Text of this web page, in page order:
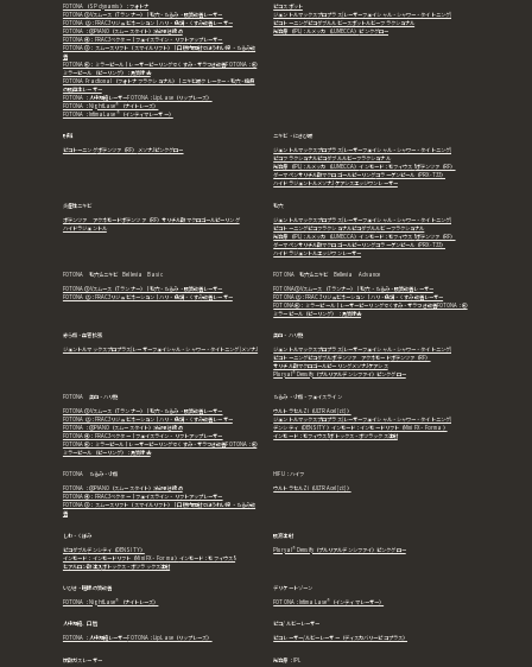
FOTONA（SP dynamis）：フォトナ
FOTONA① Vスムース（Tランナー）｜毛穴・たるみ・肌質改善レーザー
FOTONA ②：FRAC3リジュビネーション｜ハリ・色調・くすみ改善レーザー
FOTONA：③PIANO（スムースタイト）深部引き締め
FOTONA④： FRAC3ベクター｜フェイスライン・リフトアップレーザー
FOTONA⑤： スムースリフト（スマイルリフト）｜口腔内照射でほうれい線・たるみ改
善
FOTONA⑥： ミラーピール｜レーザーピーリングでくすみ・ザラつき改善FOTONA：⑥
ミラーピール（ピーリング）：角質除去
FOTONA Fractional（フォトナ フラクショナル）｜ニキビ跡クレーター・毛穴・瘢痕
の肌再生レーザー
FOTONA：人中短縮レーザーFOTONA：LipLase（リップレーズ）
FOTONA：NightLase®（ナイトレーズ）
FOTONA：IntimaLase®（インティマレーザー）
ピコスポット
ジェントルマックスプロプラス(レーザーフェイシャル・シャワー・タイトニング)
ピコトーニングピコダブル ルビースポットルビーフラクショナル
光治療（IPL)：ルメッカ（LUMECCA）ピンクグロー
肝斑
ピコトーニングポテンツァ（RF） メソナJピンクグロー
ニキビ・にきび跡
ジェントルマックスプロプラス(レーザーフェイシャル・シャワー・タイトニング)
ピコフラクショナルピコダブル ルビーフラクショナル
光治療（IPL)：ルメッカ（LUMECCA）インモード：モフィウス8ポテンツァ（RF）
ダーマペンサリチル酸マクロゴールピーリングコラーゲンピール（PRX-T33）
ハイドラジェントル メソナJケアシスエッジワンレーザー
炎症性ニキビ
ポテンツァ アクネモードポテンツァ（RF）サリチル酸マクロゴールピーリング
ハイドラジェントル
毛穴
ジェントルマックスプロプラス(レーザーフェイシャル・シャワー・タイトニング)
ピコトーニングピコフラクショナルピコダブル ルビーフラクショナル
光治療（IPL)：ルメッカ（LUMECCA）インモード：モフィウス8ポテンツァ（RF）
ダーマペンサリチル酸マクロゴールピーリングコラーゲンピール（PRX-T33）
ハイドラジェントルエッジワンレーザー
FOTONA 毛穴＆ニキビ Bellevia Basic
FOTONA① Vスムース（Tランナー）｜毛穴・たるみ・肌質改善レーザー
FOTONA ②：FRAC3リジュビネーション｜ハリ・色調・くすみ改善レーザー
FOTONA 毛穴＆ニキビ Bellevia Advance
FOTONA① Vスムース（Tランナー）｜毛穴・たるみ・肌質改善レーザー
FOTONA ②：FRAC3リジュビネーション｜ハリ・色調・くすみ改善レーザー
FOTONA⑥： ミラーピール｜レーザーピーリングでくすみ・ザラつき改善FOTONA：⑥
ミラーピール（ピーリング）：角質除去
赤ら顔・血管拡張
ジェントルマックスプロプラス(レーザーフェイシャル・シャワー・タイトニング) メソナJ
美白・ハリ艶
ジェントルマックスプロプラス(レーザーフェイシャル・シャワー・タイトニング)
ピコトーニングピコダブルポテンツァ アクネモードポテンツァ（RF）
サリチル酸マクロゴールピーリングメソナJケアシス
Pluryal® Densify（プルリアルデンシファイ） ピンクグロー
FOTONA 美白・ハリ艶
FOTONA① Vスムース（Tランナー）｜毛穴・たるみ・肌質改善レーザー
FOTONA ②：FRAC3リジュビネーション｜ハリ・色調・くすみ改善レーザー
FOTONA：③PIANO（スムースタイト）深部引き締め
FOTONA④： FRAC3ベクター｜フェイスライン・リフトアップレーザー
FOTONA⑥： ミラーピール｜レーザーピーリングでくすみ・ザラつき改善FOTONA：⑥
ミラーピール（ピーリング）：角質除去
たるみ・小顔・フェイスライン
ウルトラセルZi（ULTRAcel [zi:]）
ジェントルマックスプロプラス(レーザーフェイシャル・シャワー・タイトニング)
デンシティ（DENSITY） インモード：インモードリフト（Mini FX・ Forma）
インモード：モフィウス8ボトックス・ボツラックス注射
FOTONA たるみ・小顔
FOTONA：③PIANO（スムースタイト）深部引き締め
FOTONA④： FRAC3ベクター｜フェイスライン・リフトアップレーザー
FOTONA⑤： スムースリフト（スマイルリフト）｜口腔内照射でほうれい線・たるみ改
善
HIFU：ハイフ
ウルトラセルZi（ULTRAcel [zi:]）
しわ・くぼみ
ピコダブルデンシティ（DENSITY）
インモード：インモードリフト（Mini FX・ Forma） インモード：モフィウス8
ヒアルロン酸注入ボトックス・ボツラックス注射
肌育注射
Pluryal® Densify（プルリアルデンシファイ）ピンクグロー
いびき・睡眠の質改善
FOTONA：NightLase®（ナイトレーズ）
デリケートゾーン
FOTONA：IntimaLase®（インティマレーザー）
人中短縮、口唇
FOTONA：人中短縮レーザーFOTONA：LipLase（リップレーズ）
ピコ/ルビーレーザー
ピコレーザー/ルビーレーザー（ディスカバリーピコプラス）
炭酸ガスレーザー 光治療：IPL